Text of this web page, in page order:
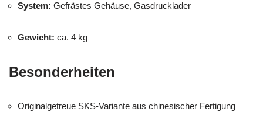
System: Gefrästes Gehäuse, Gasdrucklader
Gewicht: ca. 4 kg
Besonderheiten
Originalgetreue SKS-Variante aus chinesischer Fertigung